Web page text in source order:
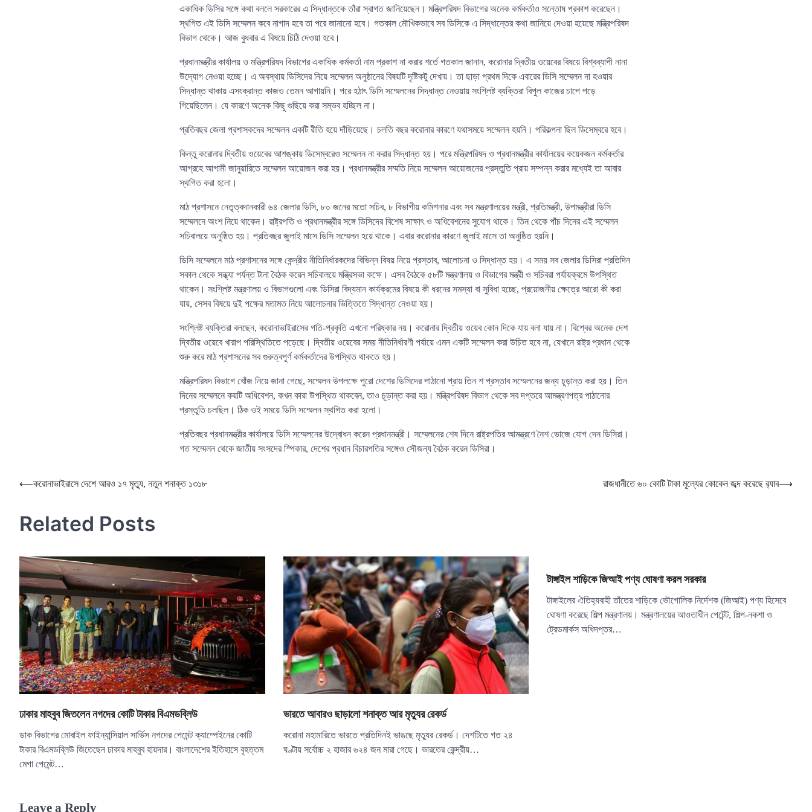
একাধিক ডিসির সঙ্গে কথা বললে সরকারের এ সিদ্ধান্তকে তাঁরা স্বাগত জানিয়েছেন। মন্ত্রিপরিষদ বিভাগের অনেক কর্মকর্তাও সন্তোষ প্রকাশ করেছেন।
স্থগিত এই ডিসি সম্মেলন কবে নাগাদ হবে তা পরে জানানো হবে। গতকাল মৌখিকভাবে সব ডিসিকে এ সিদ্ধান্তের কথা জানিয়ে দেওয়া হয়েছে মন্ত্রিপরিষদ
বিভাগ থেকে। আজ বুধবার এ বিষয়ে চিঠি দেওয়া হবে।
প্রধানমন্ত্রীর কার্যালয় ও মন্ত্রিপরিষদ বিভাগের একাধিক কর্মকর্তা নাম প্রকাশ না করার শর্তে গতকাল জানান, করোনার দ্বিতীয় ওয়েবের বিষয়ে বিশ্বব্যাপী নানা
উদ্যোগ নেওয়া হচ্ছে। এ অবস্থায় ডিসিদের নিয়ে সম্মেলন অনুষ্ঠানের বিষয়টি দৃষ্টিকটু দেখায়। তা ছাড়া প্রথম দিকে এবারের ডিসি সম্মেলন না হওয়ার
সিদ্ধান্ত থাকায় এসংক্রান্ত কাজও তেমন আগায়নি। পরে হঠাৎ ডিসি সম্মেলনের সিদ্ধান্ত নেওয়ায় সংশ্লিষ্ট ব্যক্তিরা বিপুল কাজের চাপে পড়ে
গিয়েছিলেন। যে কারণে অনেক কিছু গুছিয়ে করা সম্ভব হচ্ছিল না।
প্রতিবছর জেলা প্রশাসকদের সম্মেলন একটি রীতি হয়ে দাঁড়িয়েছে। চলতি বছর করোনার কারণে যথাসময়ে সম্মেলন হয়নি। পরিকল্পনা ছিল ডিসেম্বরে হবে।
কিন্তু করোনার দ্বিতীয় ওয়েবের আশঙ্কায় ডিসেম্বরেও সম্মেলন না করার সিদ্ধান্ত হয়। পরে মন্ত্রিপরিষদ ও প্রধানমন্ত্রীর কার্যালয়ের কয়েকজন কর্মকর্তার
আগ্রহে আগামী জানুয়ারিতে সম্মেলন আয়োজন করা হয়। প্রধানমন্ত্রীর সম্মতি নিয়ে সম্মেলন আয়োজনের প্রস্তুতি প্রায় সম্পন্ন করার মধ্যেই তা আবার
স্থগিত করা হলো।
মাঠ প্রশাসনে নেতৃত্বদানকারী ৬৪ জেলার ডিসি, ৮০ জনের মতো সচিব, ৮ বিভাগীয় কমিশনার এবং সব মন্ত্রণালয়ের মন্ত্রী, প্রতিমন্ত্রী, উপমন্ত্রীরা ডিসি
সম্মেলনে অংশ নিয়ে থাকেন। রাষ্ট্রপতি ও প্রধানমন্ত্রীর সঙ্গে ডিসিদের বিশেষ সাক্ষাৎ ও অধিবেশনের সুযোগ থাকে। তিন থেকে পাঁচ দিনের এই সম্মেলন
সচিবালয়ে অনুষ্ঠিত হয়। প্রতিবছর জুলাই মাসে ডিসি সম্মেলন হয়ে থাকে। এবার করোনার কারণে জুলাই মাসে তা অনুষ্ঠিত হয়নি।
ডিসি সম্মেলনে মাঠ প্রশাসনের সঙ্গে কেন্দ্রীয় নীতিনির্ধারকদের বিভিন্ন বিষয় নিয়ে প্রস্তাব, আলোচনা ও সিদ্ধান্ত হয়। এ সময় সব জেলার ডিসিরা প্রতিদিন
সকাল থেকে সন্ধ্যা পর্যন্ত টানা বৈঠক করেন সচিবালয়ে মন্ত্রিসভা কক্ষে। এসব বৈঠকে ৫৮টি মন্ত্রণালয় ও বিভাগের মন্ত্রী ও সচিবরা পর্যায়ক্রমে উপস্থিত
থাকেন। সংশ্লিষ্ট মন্ত্রণালয় ও বিভাগগুলো এবং ডিসিরা বিদ্যমান কার্যক্রমের বিষয়ে কী ধরনের সমস্যা বা সুবিধা হচ্ছে, প্রয়োজনীয় ক্ষেত্রে আরো কী করা
যায়, সেসব বিষয়ে দুই পক্ষের মতামত নিয়ে আলোচনার ভিত্তিতে সিদ্ধান্ত নেওয়া হয়।
সংশ্লিষ্ট ব্যক্তিরা বলছেন, করোনাভাইরাসের গতি-প্রকৃতি এখনো পরিষ্কার নয়। করোনার দ্বিতীয় ওয়েব কোন দিকে যায় বলা যায় না। বিশ্বের অনেক দেশ
দ্বিতীয় ওয়েবে খারাপ পরিস্থিতিতে পড়েছে। দ্বিতীয় ওয়েবের সময় নীতিনির্ধারণী পর্যায়ে এমন একটি সম্মেলন করা উচিত হবে না, যেখানে রাষ্ট্র প্রধান থেকে
শুরু করে মাঠ প্রশাসনের সব গুরুত্বপূর্ণ কর্মকর্তাদের উপস্থিত থাকতে হয়।
মন্ত্রিপরিষদ বিভাগে খোঁজ নিয়ে জানা গেছে, সম্মেলন উপলক্ষে পুরো দেশের ডিসিদের পাঠানো প্রায় তিন শ প্রস্তাব সম্মেলনের জন্য চূড়ান্ত করা হয়। তিন
দিনের সম্মেলনে কয়টি অধিবেশন, কখন কারা উপস্থিত থাকবেন, তাও চূড়ান্ত করা হয়। মন্ত্রিপরিষদ বিভাগ থেকে সব দপ্তরে আমন্ত্রণপত্র পাঠানোর
প্রস্তুতি চলছিল। ঠিক ওই সময়ে ডিসি সম্মেলন স্থগিত করা হলো।
প্রতিবছর প্রধানমন্ত্রীর কার্যালয়ে ডিসি সম্মেলনের উদ্বোধন করেন প্রধানমন্ত্রী। সম্মেলনের শেষ দিনে রাষ্ট্রপতির আমন্ত্রণে নৈশ ভোজে যোগ দেন ডিসিরা।
গত সম্মেলন থেকে জাতীয় সংসদের স্পিকার, দেশের প্রধান বিচারপতির সঙ্গেও সৌজন্য বৈঠক করেন ডিসিরা।
Post
⟵করোনাভাইরাসে দেশে আরও ১৭ মৃত্যু, নতুন শনাক্ত ১৩১৮ রাজধানীতে ৬০ কোটি টাকা মূল্যের কোকেন জব্দ করেছে র‌্যাব⟶
Related Posts
ঢাকার মাহবুব জিতলেন নগদের কোটি টাকার বিএমডব্লিউ
ডাক বিভাগের মোবাইল ফাইন্যান্সিয়াল সার্ভিস নগদের পেমেন্ট ক্যাম্পেইনের কোটি
টাকার বিএমডব্লিউ জিতেছেন ঢাকার মাহবুব হায়দার। বাংলাদেশের ইতিহাসে বৃহত্তম
মেগা পেমেন্ট…
ভারতে আবারও ছাড়ালো শনাক্ত আর মৃত্যুর রেকর্ড
করোনা মহামারিতে ভারতে প্রতিদিনই ভাঙছে মৃত্যুর রেকর্ড। দেশটিতে গত ২৪
ঘণ্টায় সর্বোচ্চ ২ হাজার ৬২৪ জন মারা গেছে। ভারতের কেন্দ্রীয়…
টাঙ্গাইল শাড়িকে জিআই পণ্য ঘোষণা করল সরকার
টাঙ্গাইলের ঐতিহ্যবাহী তাঁতের শাড়িকে ভৌগোলিক নির্দেশক (জিআই) পণ্য হিসেবে
ঘোষণা করেছে শিল্প মন্ত্রণালয়। মন্ত্রণালয়ের আওতাধীন পেটেন্ট, শিল্প-নকশা ও
ট্রেডমার্কস অধিদপ্তর…
Leave a Reply